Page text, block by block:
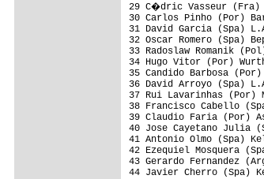
29 C�dric
30 Carlos
31 David
32 Oscar
33 Radoslaw
34 Hugo Vitor
35 Candido
36 David
37 Rui
38 Francisco
39 Claudio Faria
40 Jose Cayetano
41 Antonio Olmo
42 Ezequiel
43 Gerardo
44 Javier Cherro